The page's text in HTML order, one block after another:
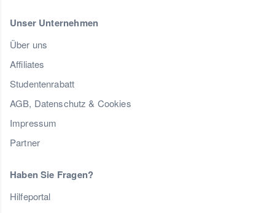
Unser Unternehmen
Über uns
Affiliates
Studentenrabatt
AGB, Datenschutz & Cookies
Impressum
Partner
Haben Sie Fragen?
Hilfeportal